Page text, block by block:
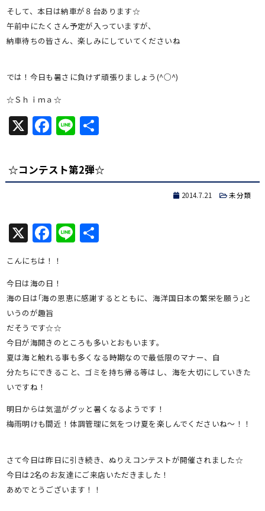
そして、本日は納車が８台あります☆
午前中にたくさん予定が入っていますが、
納車待ちの皆さん、楽しみにしていてくださいね
では！今日も暑さに負けず頑張りましょう(^○^)
☆Ｓｈｉｍａ☆
X Facebook
Line共
☆コンテスト第2弾☆
2014.7.21 未分類
X Facebook
Line共
こんにちは！！
今日は海の日！
海の日は｢海の恩恵に感謝するとともに、海洋国日本の繁栄を願う｣と
いうのが趣旨
だそうです☆☆
今日が海開きのところも多いとおもいます。
夏は海と触れる事も多くなる時期なので最低限のマナー、自
分たちにできること、ゴミを持ち帰る等はし、海を大切にしていきた
いですね！
明日からは気温がグッと暑くなるようです！
梅雨明けも間近！体調管理に気をつけ夏を楽しんでくださいね～！！
さて今日は昨日に引き続き、ぬりえコンテストが開催されました☆
今日は2名のお友達にご来店いただきました！
あめでとうございます！！